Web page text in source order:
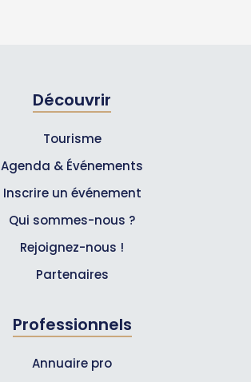
Découvrir
Tourisme
Agenda & Événements
Inscrire un événement
Qui sommes-nous ?
Rejoignez-nous !
Partenaires
Professionnels
Annuaire pro